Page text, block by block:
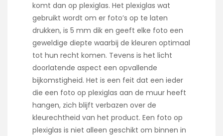
komt dan op plexiglas. Het plexiglas wat
gebruikt wordt om er foto’s op te laten
drukken, is 5 mm dik en geeft elke foto een
geweldige diepte waarbij de kleuren optimaal
tot hun recht komen. Tevens is het licht
doorlatende aspect een opvallende
bijkomstigheid. Het is een feit dat een ieder
die een foto op plexiglas aan de muur heeft
hangen, zich blijft verbazen over de
kleurechtheid van het product. Een foto op
plexiglas is niet alleen geschikt om binnen in